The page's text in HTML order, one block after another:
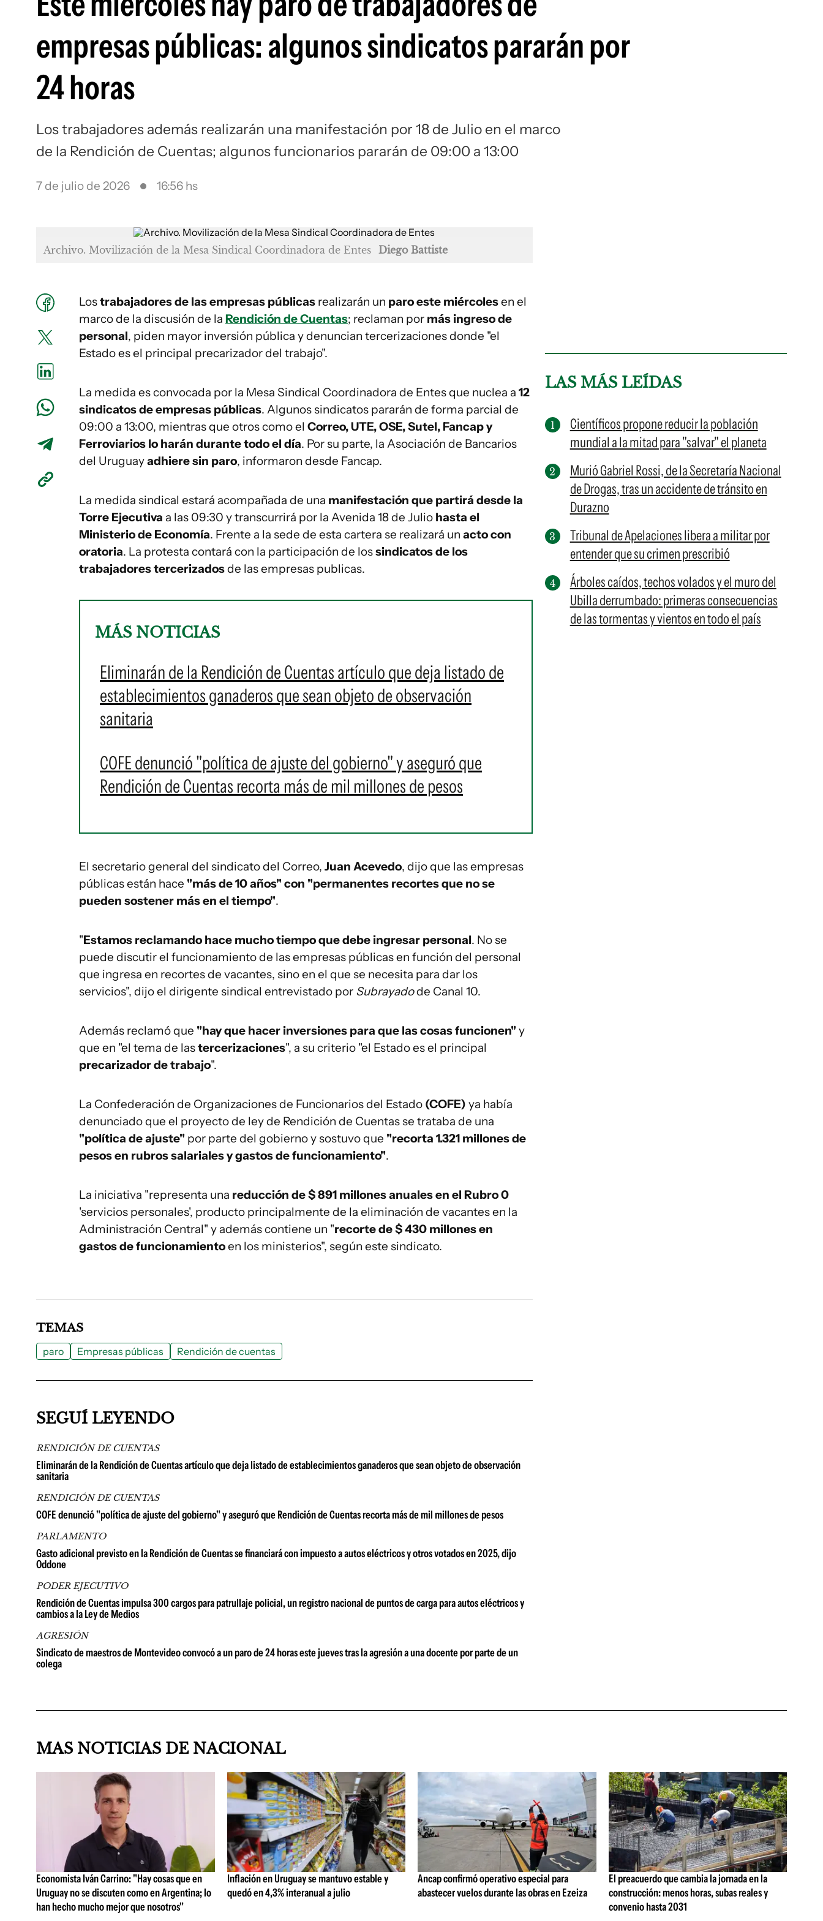
empresas públicas: algunos sindicatos pararán por
24 horas
Los trabajadores además realizarán una manifestación por 18 de Julio en el marco
de la Rendición de Cuentas; algunos funcionarios pararán de 09:00 a 13:00
7 de julio de 2026 16:56 hs
Archivo. Movilización de la Mesa Sindical Coordinadora de Entes Diego Battiste
Lostrabajadores de las empresas públicas realizarán un paro este miércolesen el
marco de la discusión de la Rendición de Cuentas; reclaman por más ingreso de
personal, piden mayor inversión pública y denuncian tercerizaciones donde "el
Estado es el principal precarizador del trabajo".
La medida es convocada por la Mesa Sindical Coordinadora de Entes que nuclea a 12
sindicatos de empresas públicas. Algunos sindicatos pararán de forma parcial de
09:00 a 13:00, mientras que otros como el Correo, UTE, OSE, Sutel, Fancap y
Ferroviarios lo harán durante todo el día. Por su parte, la Asociación de Bancarios
del Uruguayadhiere sin paro, informaron desde Fancap.
La medida sindical estará acompañada de una manifestación que partirá desde la
Torre Ejecutiva a las 09:30 y transcurrirá por la Avenida 18 de Julio hasta el
Ministerio de Economía. Frente a la sede de esta cartera se realizará un acto con
oratoria. La protesta contará con la participación de lossindicatos de los
trabajadores tercerizadosde las empresas publicas.
MÁS NOTICIAS
Eliminarán de la Rendición de Cuentas artículo que deja listado de
establecimientos ganaderos que sean objeto de observación
sanitaria
COFE denunció "política de ajuste del gobierno" y aseguró que
Rendición de Cuentas recorta más de mil millones de pesos
El secretario general del sindicato del Correo, Juan Acevedo, dijo que las empresas
públicas están hace "más de 10 años" con "permanentes recortes que no se
pueden sostener más en el tiempo".
"Estamos reclamando hace mucho tiempo que debe ingresar personal. No se
puede discutir el funcionamiento de las empresas públicas en función del personal
que ingresa en recortes de vacantes, sino en el que se necesita para dar los
servicios", dijo el dirigente sindical entrevistado por Subrayadode Canal 10.
Además reclamó que "hay que hacer inversiones para que las cosas funcionen"y
que en "el tema de lastercerizaciones", a su criterio "el Estado es el principal
precarizador de trabajo".
La Confederación de Organizaciones de Funcionarios del Estado (COFE) ya había
denunciado que el proyecto de ley de Rendición de Cuentas se trataba de una
"política de ajuste" por parte del gobierno y sostuvo que "recorta 1.321 millones de
pesos en rubros salariales y gastos de funcionamiento".
La iniciativa "representa una reducción de $ 891 millones anuales en el Rubro 0
'servicios personales', producto principalmente de la eliminación de vacantes en la
Administración Central" y además contiene un "recorte de $ 430 millones en
gastos de funcionamientoen los ministerios", según este sindicato.
LAS MÁS LEÍDAS
Científicos propone reducir la población
mundial a la mitad para "salvar" el planeta
Murió Gabriel Rossi, de la Secretaría Nacional
de Drogas, tras un accidente de tránsito en
Durazno
Tribunal de Apelaciones libera a militar por
entender que su crimen prescribió
Árboles caídos, techos volados y el muro del
Ubilla derrumbado: primeras consecuencias
de las tormentas y vientos en todo el país
TEMAS
paro Empresas públicas Rendición de cuentas
SEGUÍ LEYENDO
RENDICIÓN DE CUENTAS
Eliminarán de la Rendición de Cuentas artículo que deja listado de establecimientos ganaderos que sean objeto de observación
sanitaria
RENDICIÓN DE CUENTAS
COFE denunció "política de ajuste del gobierno" y aseguró que Rendición de Cuentas recorta más de mil millones de pesos
PARLAMENTO
Gasto adicional previsto en la Rendición de Cuentas se financiará con impuesto a autos eléctricos y otros votados en 2025, dijo
Oddone
PODER EJECUTIVO
Rendición de Cuentas impulsa 300 cargos para patrullaje policial, un registro nacional de puntos de carga para autos eléctricos y
cambios a la Ley de Medios
AGRESIÓN
Sindicato de maestros de Montevideo convocó a un paro de 24 horas este jueves tras la agresión a una docente por parte de un
colega
MAS NOTICIAS DE NACIONAL
Economista Iván Carrino: "Hay cosas que en
Uruguay no se discuten como en Argentina; lo
han hecho mucho mejor que nosotros"
Inflación en Uruguay se mantuvo estable y
quedó en 4,3% interanual a julio
Ancap confirmó operativo especial para
abastecer vuelos durante las obras en Ezeiza
El preacuerdo que cambia la jornada en la
construcción: menos horas, subas reales y
convenio hasta 2031